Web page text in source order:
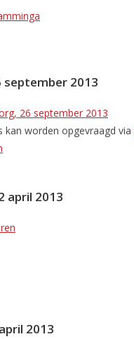
september 2013
26 september 2013
kan worden opgevraagd via
april 2013
2013